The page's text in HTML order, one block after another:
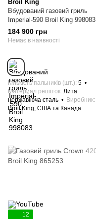
Broil King
Вбудований газовий гриль
Imperial-590 Broil King 998083
184 900 грн
Немає в наявності
Кількість пальників (шт.) 5
Материал решіток Лита
нержавіюча сталь
Виробник
Broil King, США та Канада
12